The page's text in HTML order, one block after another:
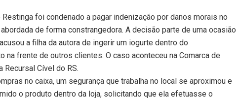
foi condenado a pagar indenização por danos morais no
de forma constrangedora. A decisão parte de uma ocasião
a filha da autora de ingerir um iogurte dentro do
na frente de outros clientes. O caso aconteceu na Comarca de
Recursal Cível do RS.
no caixa, um segurança que trabalha no local se aproximou e
o produto dentro da loja, solicitando que ela efetuasse o